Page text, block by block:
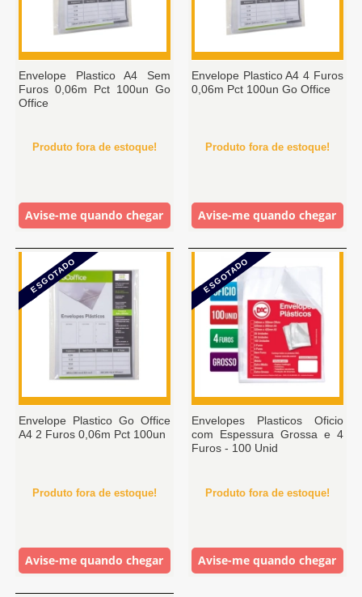
Envelope Plastico A4 Sem
Furos 0,06m Pct 100un Go
Office
Produto fora de estoque!
Avise-me quando chegar
Envelope Plastico A4 4 Furos
0,06m Pct 100un Go Office
Produto fora de estoque!
Avise-me quando chegar
ESGOTADO
Envelope Plastico Go Office
A4 2 Furos 0,06m Pct 100un
Produto fora de estoque!
Avise-me quando chegar
ESGOTADO
Envelopes Plasticos Oficio
com Espessura Grossa e 4
Furos - 100 Unid
Produto fora de estoque!
Avise-me quando chegar